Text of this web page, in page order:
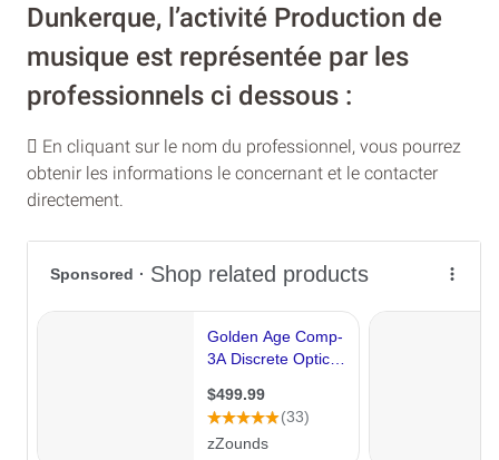
Dunkerque, l’activité Production de
musique est représentée par les
professionnels ci dessous :
En cliquant sur le nom du professionnel, vous pourrez
obtenir les informations le concernant et le contacter
directement.